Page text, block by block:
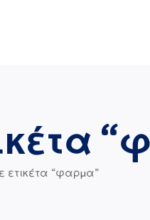
ετικέτα “φαρμα”